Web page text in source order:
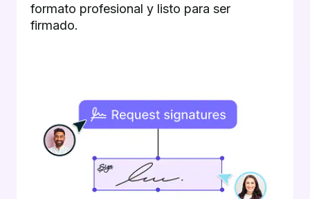
formato profesional y listo para ser
firmado.